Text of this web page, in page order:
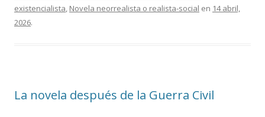
existencialista, Novela neorrealista o realista-social en 14 abril,
2026.
La novela después de la Guerra Civil